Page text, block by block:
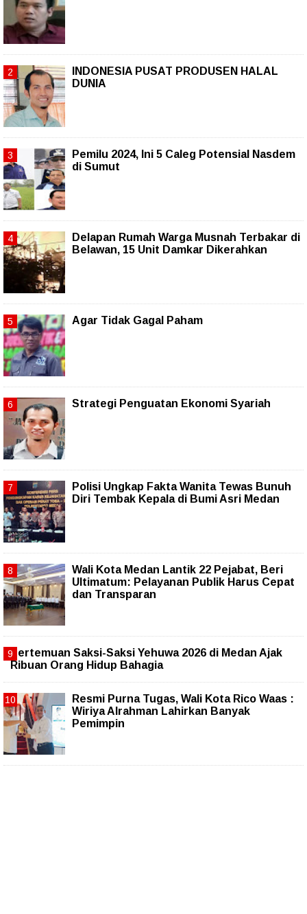
INDONESIA PUSAT PRODUSEN HALAL
DUNIA
Pemilu 2024, Ini 5 Caleg Potensial Nasdem
di Sumut
Delapan Rumah Warga Musnah Terbakar di
Belawan, 15 Unit Damkar Dikerahkan
Agar Tidak Gagal Paham
Strategi Penguatan Ekonomi Syariah
Polisi Ungkap Fakta Wanita Tewas Bunuh
Diri Tembak Kepala di Bumi Asri Medan
Wali Kota Medan Lantik 22 Pejabat, Beri
Ultimatum: Pelayanan Publik Harus Cepat
dan Transparan
Pertemuan Saksi-Saksi Yehuwa 2026 di Medan Ajak
Ribuan Orang Hidup Bahagia
Resmi Purna Tugas, Wali Kota Rico Waas :
Wiriya Alrahman Lahirkan Banyak
Pemimpin